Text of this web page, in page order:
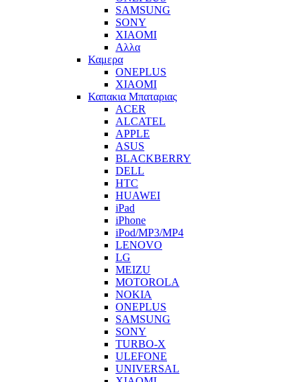
SAMSUNG
SONY
XIAOMI
Αλλα
Καμερα
ONEPLUS
XIAOMI
Καπακια Μπαταριας
ACER
ALCATEL
APPLE
ASUS
BLACKBERRY
DELL
HTC
HUAWEI
iPad
iPhone
iPod/MP3/MP4
LENOVO
LG
MEIZU
MOTOROLA
NOKIA
ONEPLUS
SAMSUNG
SONY
TURBO-X
ULEFONE
UNIVERSAL